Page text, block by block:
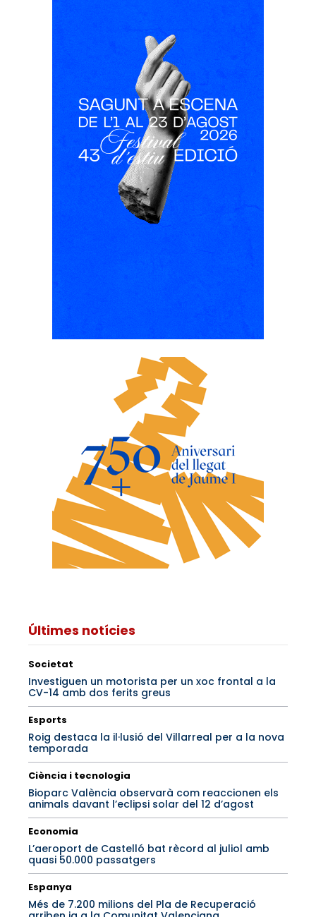
Últimes notícies
Societat
Investiguen un motorista per un xoc frontal a la
CV-14 amb dos ferits greus
Esports
Roig destaca la il·lusió del Villarreal per a la nova
temporada
Ciència i tecnologia
Bioparc València observarà com reaccionen els
animals davant l’eclipsi solar del 12 d’agost
Economia
L’aeroport de Castelló bat rècord al juliol amb
quasi 50.000 passatgers
Espanya
Més de 7.200 milions del Pla de Recuperació